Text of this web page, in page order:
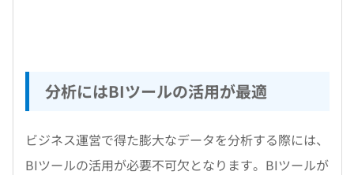
分析にはBIツールの活用が最適
ビジネス運営で得た膨大なデータを分析する際には、
BIツールの活用が必要不可欠となります。BIツールが